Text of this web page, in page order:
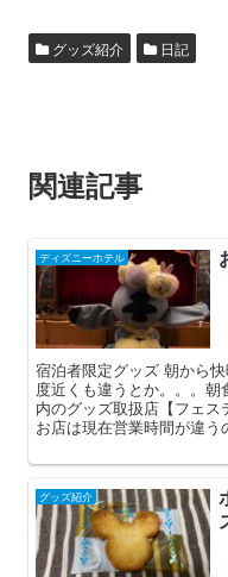
c
e
o
k
tt
er
ail
グッズ紹介 日記
関連記事
ディズニーホテル
宿泊者限定グッズ 朝から
度近くも違うとか。。。
内のグッズ取扱店【フェ
お店は現在営業時間が違
グッズ紹介